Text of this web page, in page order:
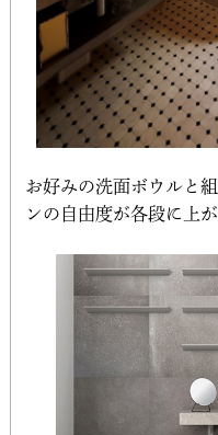
お好みの洗面ボウルと
ンの自由度が各段に上が